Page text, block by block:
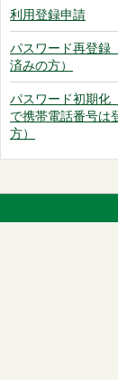
利用登録申請
パスワード再登録
済みの方）
パスワード初期化
で携帯電話番号は
方）